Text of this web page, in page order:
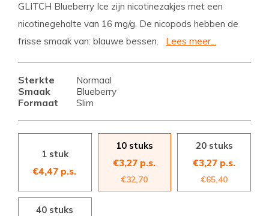
GLITCH Blueberry Ice zijn nicotinezakjes met een
nicotinegehalte van 16 mg/g. De nicopods hebben de
frisse smaak van: blauwe bessen.
Lees meer...
Sterkte Normaal
Smaak Blueberry
Formaat Slim
1 stuk
€4,47 p.s.
10 stuks
€3,27 p.s.
€32,70
20 stuks
€3,27 p.s.
€65,40
40 stuks